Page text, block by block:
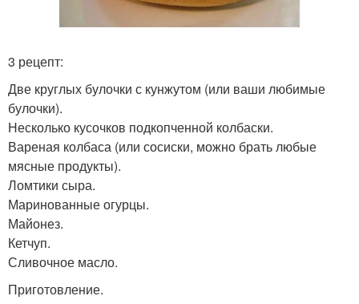
3 рецепт:
Две круглых булочки с кунжутом (или ваши любимые
булочки).
Несколько кусочков подкопченной колбаски.
Вареная колбаса (или сосиски, можно брать любые
мясные продукты).
Ломтики сыра.
Маринованные огурцы.
Майонез.
Кетчуп.
Сливочное масло.
Приготовление.